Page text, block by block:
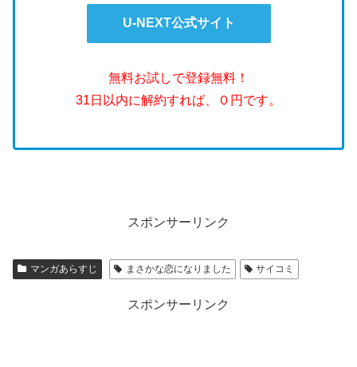
U-NEXT公式サイト
無料お試しで登録無料！
31日以内に解約すれば、０円です。
スポンサーリンク
マンガあらすじ まさかな恋になりました サイコミ
スポンサーリンク